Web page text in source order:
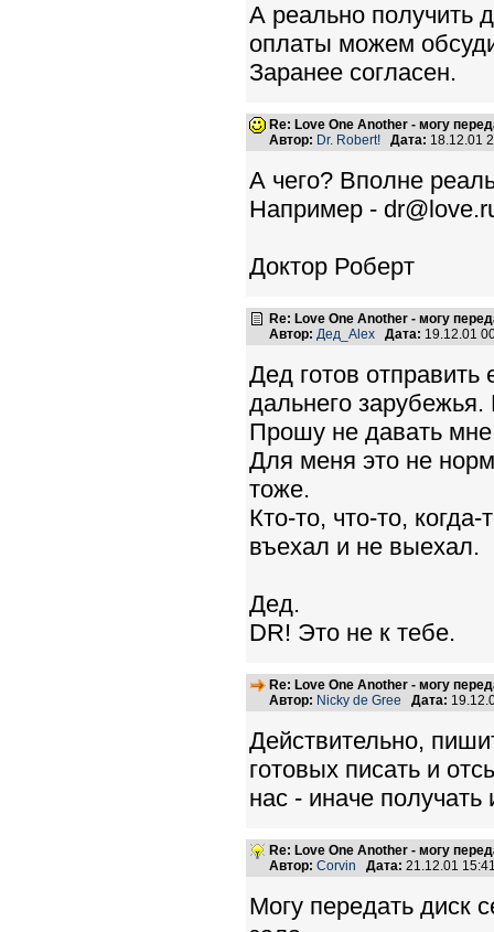
А реально получить
оплаты можем
Заранее согласен.
Re: Love One Another - могу
Автор: Dr. Robert! Дата: 18.12.01
А чего? Вполне
Например -
Доктор Роберт
Re: Love One Another - могу
Автор: Дед_Alex Дата: 19.12.01
Дед готов отправить
дальнего
Прошу не давать
Для меня это не
тоже.
Кто-то, что-то,
въехал и не выехал.
Дед.
DR! Это не к тебе.
Re: Love One Another - могу
Автор: Nicky de Gree Дата:
Действительно,
готовых писать и
нас - иначе
Re: Love One Another - могу
Автор: Corvin Дата: 21.12.01
Могу передать диск